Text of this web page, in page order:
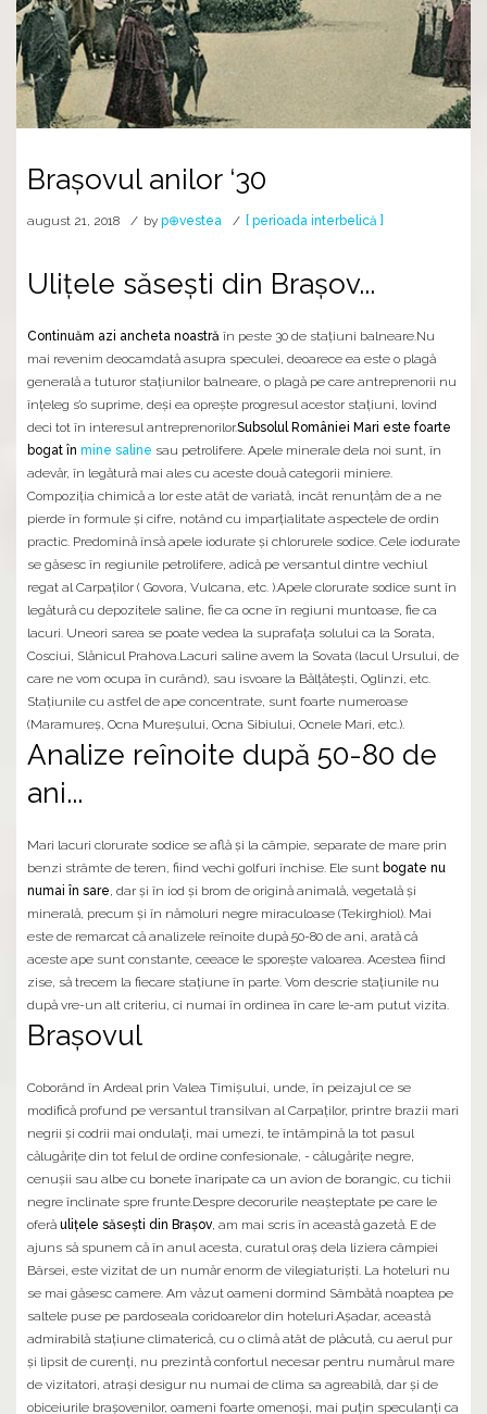
Brașovul anilor ‘30
august 21, 2018 by p⊕vestea [ perioada interbelică ]
Ulițele săsești din Brașov...
Continuăm azi ancheta noastră în peste 30 de stațiuni balneare.Nu
mai revenim deocamdată asupra speculei, deoarece ea este o plagă
generală a tuturor stațiunilor balneare, o plagă pe care antreprenorii nu
înțeleg s’o suprime, deși ea oprește progresul acestor stațiuni, lovind
deci tot în interesul antreprenorilor.Subsolul României Mari este foarte
bogat în mine saline sau petrolifere. Apele minerale dela noi sunt, în
adevăr, în legătură mai ales cu aceste două categorii miniere.
Compoziția chimică a lor este atât de variată, incât renunțăm de a ne
pierde în formule și cifre, notând cu imparțialitate aspectele de ordin
practic. Predomină însă apele iodurate și chlorurele sodice. Cele iodurate
se găsesc în regiunile petrolifere, adică pe versantul dintre vechiul
regat al Carpaților ( Govora, Vulcana, etc. ).Apele clorurate sodice sunt în
legătură cu depozitele saline, fie ca ocne în regiuni muntoase, fie ca
lacuri. Uneori sarea se poate vedea la suprafața solului ca la Sorata,
Cosciui, Slănicul Prahova.Lacuri saline avem la Sovata (lacul Ursului, de
care ne vom ocupa în curând), sau isvoare la Bălțătești, Oglinzi, etc.
Stațiunile cu astfel de ape concentrate, sunt foarte numeroase
(Maramureș, Ocna Mureșului, Ocna Sibiului, Ocnele Mari, etc.).
Analize reînoite după 50-80 de
ani...
Mari lacuri clorurate sodice se află și la câmpie, separate de mare prin
benzi strâmte de teren, fiind vechi golfuri închise. Ele sunt bogate nu
numai în sare, dar și în iod și brom de origină animală, vegetală și
minerală, precum și în nămoluri negre miraculoase (Tekirghiol). Mai
este de remarcat că analizele reînoite după 50-80 de ani, arată că
aceste ape sunt constante, ceeace le sporește valoarea. Acestea fiind
zise, să trecem la fiecare stațiune în parte. Vom descrie stațiunile nu
după vre-un alt criteriu, ci numai în ordinea în care le-am putut vizita.
Brașovul
Coborând în Ardeal prin Valea Timișului, unde, în peizajul ce se
modifică profund pe versantul transilvan al Carpaților, printre brazii mari
negrii și codrii mai ondulați, mai umezi, te întâmpină la tot pasul
călugărițe din tot felul de ordine confesionale, - călugărițe negre,
cenușii sau albe cu bonete înaripate ca un avion de borangic, cu tichii
negre înclinate spre frunte.Despre decorurile neașteptate pe care le
oferă ulițele săsești din Brașov, am mai scris în această gazetă. E de
ajuns să spunem că în anul acesta, curatul oraș dela liziera câmpiei
Bârsei, este vizitat de un număr enorm de vilegiaturiști. La hoteluri nu
se mai găsesc camere. Am văzut oameni dormind Sâmbătă noaptea pe
saltele puse pe pardoseala coridoarelor din hoteluri.Așadar, această
admirabilă stațiune climaterică, cu o climă atât de plăcută, cu aerul pur
și lipsit de curenți, nu prezintă confortul necesar pentru numărul mare
de vizitatori, atrași desigur nu numai de clima sa agreabilă, dar și de
obiceiurile brașovenilor, oameni foarte omenoși, mai puțin speculanți ca